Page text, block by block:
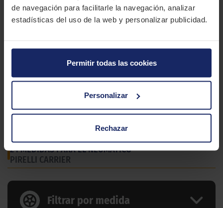
de navegación para facilitarle la navegación, analizar
estadísticas del uso de la web y personalizar publicidad.
Permitir todas las cookies
Personalizar
Rechazar
24 MEDIDAS PARA EL NEUMÁTICO
PIRELLI CARRIER
Filtrar por medida